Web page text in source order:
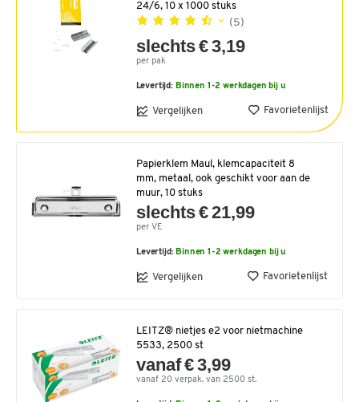
24/6, 10 x 1000 stuks
(5)
slechts € 3,19
per pak
Levertijd: Binnen 1-2 werkdagen bij u
Vergelijken Favorietenlijst
Papierklem Maul, klemcapaciteit 8
mm, metaal, ook geschikt voor aan de
muur, 10 stuks
slechts € 21,99
per VE
Levertijd: Binnen 1-2 werkdagen bij u
Vergelijken Favorietenlijst
LEITZ® nietjes e2 voor nietmachine
5533, 2500 st
vanaf € 3,99
vanaf 20 verpak. van 2500 st.